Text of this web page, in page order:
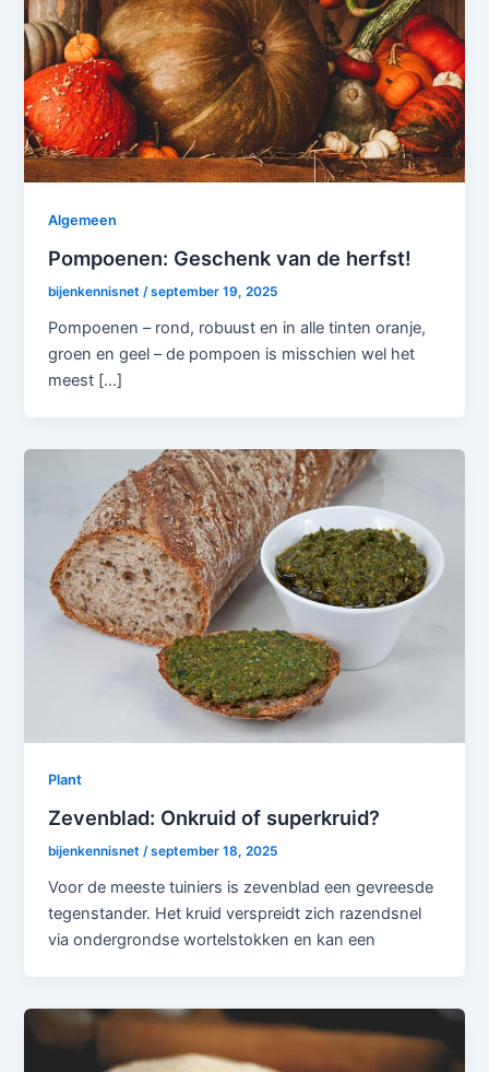
Algemeen
Pompoenen: Geschenk van de herfst!
bijenkennisnet/september 19, 2025
Pompoenen – rond, robuust en in alle tinten oranje,
groen en geel – de pompoen is misschien wel het
meest […]
Plant
Zevenblad: Onkruid of superkruid?
bijenkennisnet/september 18, 2025
Voor de meeste tuiniers is zevenblad een gevreesde
tegenstander. Het kruid verspreidt zich razendsnel
via ondergrondse wortelstokken en kan een